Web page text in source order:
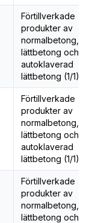
Förtillverkade
produkter av
normalbetong,
lättbetong och
autoklaverad
lättbetong (1/1)
Förtillverkade
produkter av
normalbetong,
lättbetong och
autoklaverad
lättbetong (1/1)
Förtillverkade
produkter av
normalbetong,
lättbetong och